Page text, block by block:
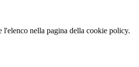
l'elenco nella pagina della cookie policy.